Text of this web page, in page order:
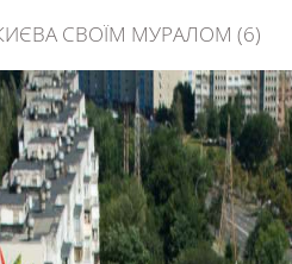
КИЄВА СВОЇМ МУРАЛОМ (6)